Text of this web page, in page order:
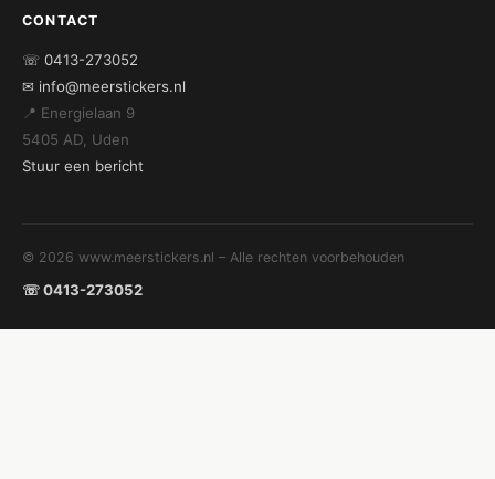
CONTACT
☏ 0413-273052
✉ info@meerstickers.nl
📍 Energielaan 9
5405 AD, Uden
Stuur een bericht
© 2026 www.meerstickers.nl – Alle rechten voorbehouden
☏ 0413-273052